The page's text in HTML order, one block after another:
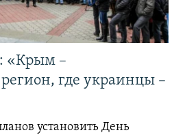
«Крым –
где украинцы –
установить День